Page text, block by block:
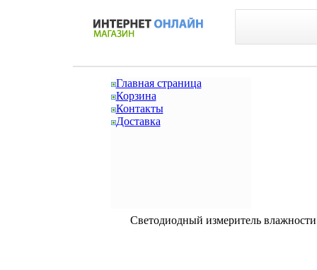
Главная страница
Корзина
Контакты
Доставка
Светодиодный измеритель